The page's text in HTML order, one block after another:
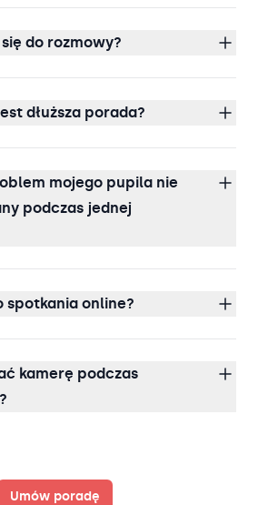
do rozmowy?
dłuższa porada?
mojego pupila nie
podczas jednej
spotkania online?
kamerę podczas
Umów poradę